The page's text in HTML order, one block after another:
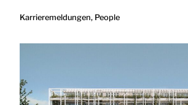
Karrieremeldungen, People